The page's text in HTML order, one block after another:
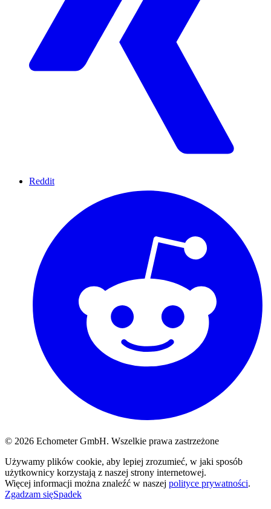
Reddit
© 2026 Echometer GmbH. Wszelkie prawa zastrzeżone
Używamy plików cookie, aby lepiej zrozumieć, w jaki sposób
użytkownicy korzystają z naszej strony internetowej.
Więcej informacji można znaleźć w naszej polityce prywatności.
Zgadzam sięSpadek